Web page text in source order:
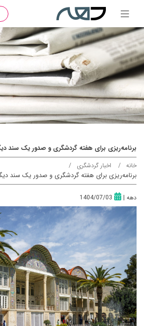
برنامه‌ریزی برای هفته گردشگری و صدور یک سند
خانه اخبار گردشگری
برنامه‌ریزی برای هفته گردشگری و صدور یک سند
دهه |
1404/07/03